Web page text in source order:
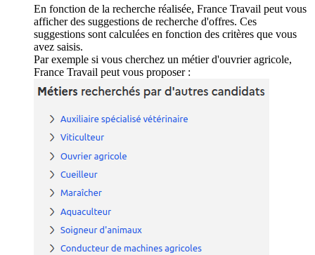
En fonction de la recherche réalisée, France Travail peut vous
afficher des suggestions de recherche d'offres. Ces
suggestions sont calculées en fonction des critères que vous
avez saisis.
Par exemple si vous cherchez un métier d'ouvrier agricole,
France Travail peut vous proposer :